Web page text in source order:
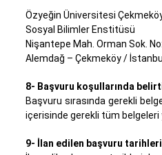
Özyeğin Üniversitesi
Sosyal Bilimler Enstitüsü
Nişantepe Mah. Orman Sok.
Alemdağ – Çekmeköy / İstanbul
8- Başvuru koşullarında
Başvuru sırasında gerekli
içerisinde gerekli tüm
9- İlan edilen başvuru